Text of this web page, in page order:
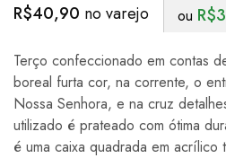
R$40,90 ou R$
Terço confeccionado em contas
boreal furta cor, na corrente, o
Nossa Senhora, e na cruz
utilizado é prateado com ótima
é uma caixa quadrada em acrílico